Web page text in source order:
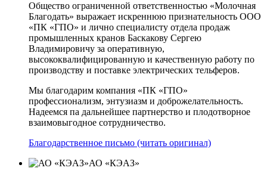
Общество ограниченной ответственностью «Молочная
Благодать» выражает искреннюю признательность ООО
«ПК «ГПО» и лично специалисту отдела продаж
промышленных кранов Баскакову Сергею
Владимировичу за оперативную,
высококвалифицированную и качественную работу по
производству и поставке электрических тельферов.
Мы благодарим компания «ПК «ГПО»
профессионализм, энтузиазм и доброжелательность.
Надеемся па дальнейшее партнерство и плодотворное
взаимовыгодное сотрудничество.
Благодарственное письмо (читать оригинал)
АО «КЭАЗ»